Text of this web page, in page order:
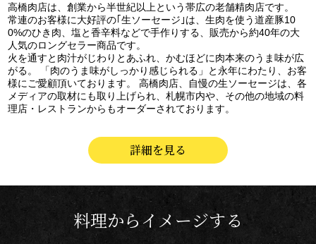
高橋肉店は、創業から半世紀以上という帯広の老舗精肉店です。
常連のお客様に大好評の｢生ソーセージ｣は、生肉を使う道産豚10
0%のひき肉、塩と香辛料などで手作りする、販売から約40年の大
人気のロングセラー商品です。
火を通すと肉汁がじわりとあふれ、かむほどに肉本来のうま味が広
がる。 「肉のうま味がしっかり感じられる」と永年にわたり、お客
様にご愛顧頂いております。 高橋肉店、自慢の生ソーセージは、各
メディアの取材にも取り上げられ、札幌市内や、その他の地域の料
理店・レストランからもオーダーされております。
詳細を見る
料理からイメージする